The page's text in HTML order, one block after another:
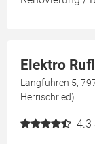
Elektro
Langfuhren 5,
Herrischried)
4.3